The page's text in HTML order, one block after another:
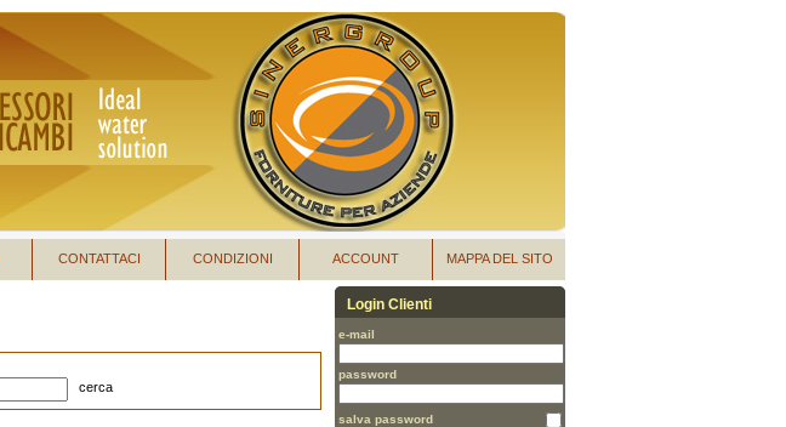
MAPPA DEL SITO
ACCOUNT
CONDIZIONI
CONTATTACI
cerca
Login Clienti
e-mail
password
salva password